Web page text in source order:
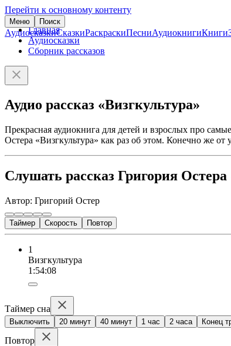
Перейти к основному контенту
Меню Поиск
АудиосказкиСказкиРаскраскиПесниАудиокнигиКниги
Главная
Аудиосказки
Сборник рассказов
Аудио рассказ «Визгкультура»
Прекрасная аудиокнига для детей и взрослых про
Остера «Визгкультура» как раз об этом. Конечно же от
Слушать рассказ Григория Остера
Автор: Григорий Остер
Таймер Скорость Повтор
1
Визгкультура
1:54:08
Таймер сна
Выключить 20 минут 40 минут 1 час 2 часа Конец
Повтор